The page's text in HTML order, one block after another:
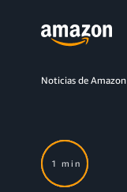
Noticias de Amazon
1 min